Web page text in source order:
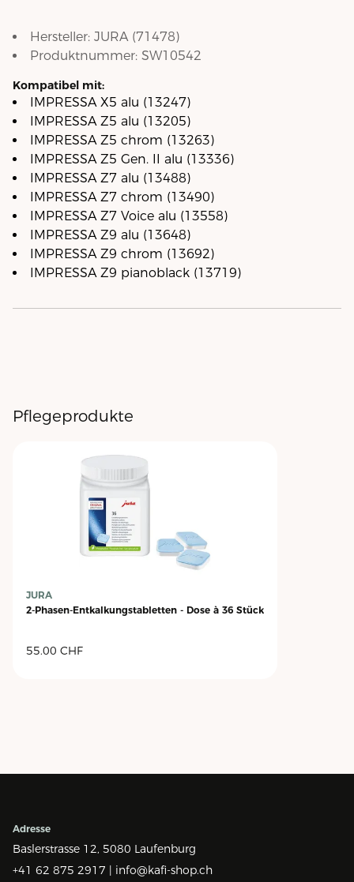
Hersteller: JURA (71478)
Produktnummer: SW10542
Kompatibel mit:
IMPRESSA X5 alu (13247)
IMPRESSA Z5 alu (13205)
IMPRESSA Z5 chrom (13263)
IMPRESSA Z5 Gen. II alu (13336)
IMPRESSA Z7 alu (13488)
IMPRESSA Z7 chrom (13490)
IMPRESSA Z7 Voice alu (13558)
IMPRESSA Z9 alu (13648)
IMPRESSA Z9 chrom (13692)
IMPRESSA Z9 pianoblack (13719)
Pflegeprodukte
JURA
2-Phasen-Entkalkungstabletten - Dose à 36 Stück
55.00 CHF
Adresse
Baslerstrasse 12, 5080 Laufenburg
+41 62 875 2917 | info@kafi-shop.ch